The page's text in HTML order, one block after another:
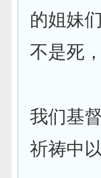
的姐妹
不是死
我们基
祈祷中